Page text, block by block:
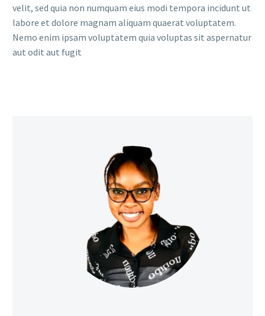
velit, sed quia non numquam eius modi tempora incidunt ut
labore et dolore magnam aliquam quaerat voluptatem.
Nemo enim ipsam voluptatem quia voluptas sit aspernatur
aut odit aut fugit